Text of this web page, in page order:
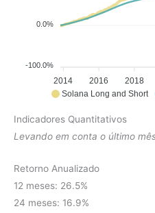
Solana Long and Short
0.0%
-100.0%
2014 2016 2018
Indicadores Quantitativos
Levando em conta o último
Retorno Anualizado
12 meses: 26.5%
24 meses: 16.9%